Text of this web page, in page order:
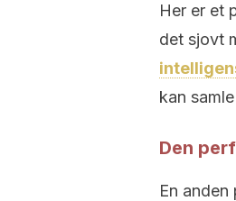
Her er et
det sjovt
kan
Den
En